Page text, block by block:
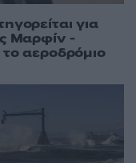
για
Μαρφίν -
αεροδρόμιο